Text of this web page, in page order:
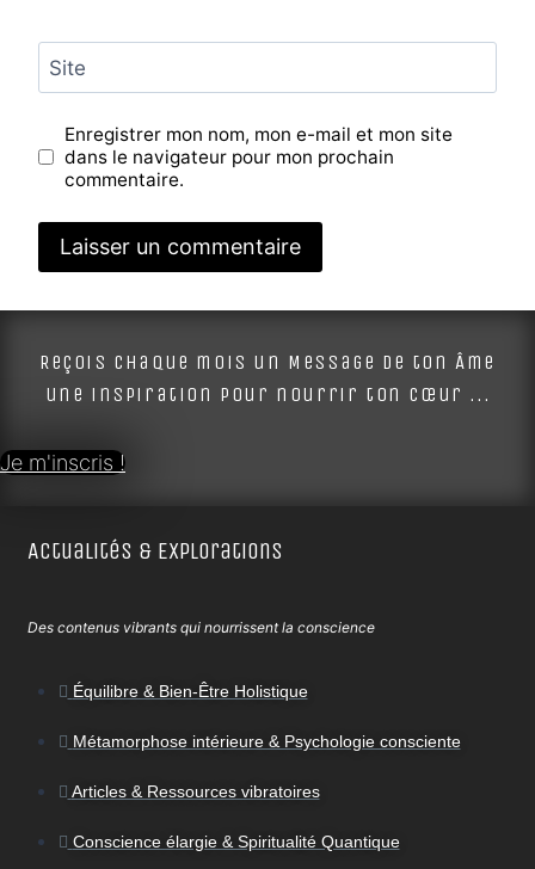
Site
Enregistrer mon nom, mon e-mail et mon site
dans le navigateur pour mon prochain
commentaire.
Alternative:
Reçois chaque mois un Message de ton Âme
une inspiration pour nourrir ton cœur ...
Je m'inscris !
Actualités & Explorations
Des contenus vibrants qui nourrissent la conscience
Équilibre & Bien-Être Holistique
Métamorphose intérieure & Psychologie consciente
Articles & Ressources vibratoires
Conscience élargie & Spiritualité Quantique